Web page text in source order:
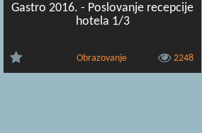
Gastro 2016. - Poslovanje recepcije
hotela 1/3
Obrazovanje 2248